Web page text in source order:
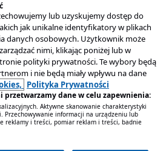
reklamacji oraz dokumentów
pojazdów
9 , 03-736 Warszawa
872 Poznań
lub uzyskujemy dostęp do
jak unikalne identyfikatory w plikach
danych osobowych. Użytkownik może
nimi, klikając poniżej lub w
polityki prywatności. Te wybory będą
i nie będą miały wpływu na dane
Polityka Prywatności
przetwarzamy dane w celu zapewnienia:
Aktywne skanowanie charakterystyki
Przechowywanie informacji na urządzeniu lub
reklamy i treści, pomiar reklam i treści, badnie